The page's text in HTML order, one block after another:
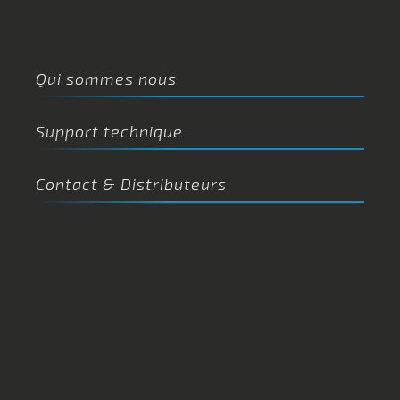
Qui sommes nous
Support technique
Contact & Distributeurs